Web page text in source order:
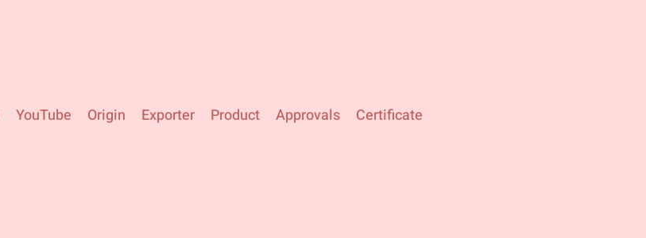
YouTube Origin Exporter Product Approvals Certificate